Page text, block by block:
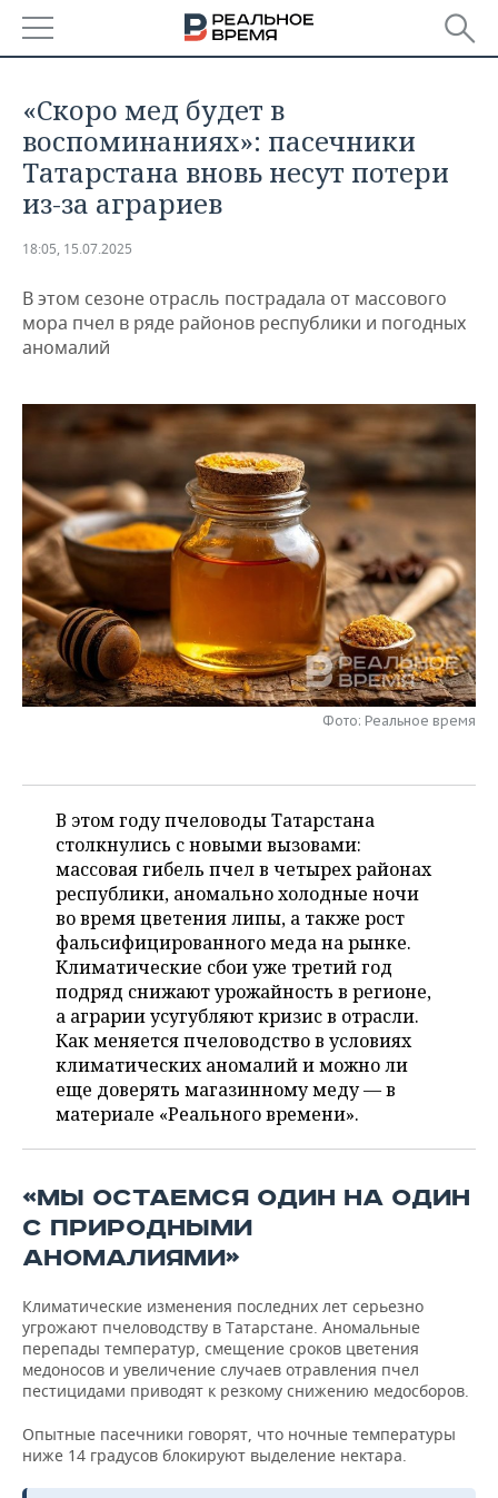
БАШКОРТОСТАН
ТАТАРСТАН
НОВОСТИ
АНАЛИТИКА
КОРОЛИ ГОСЗАКАЗА ПФО
КОМУ ПРИНАДЛЕЖАТ
ТОРГОВЫЕ ЦЕНТРЫ
ТАТАРСТАНА
ФИНАНСЫ
БЮДЖЕТ
ИНВЕСТИЦИИ
НОВОСТИ
ПРОМЫШЛЕННОСТИ
АГРОПРОМ
МАШИНОСТРОЕНИЕ
НЕФТЕХИМИЯ
НЕФТЬ
ОПК
ЭНЕРГЕТИКА
НЕДВИЖИМОСТЬ
НОВОСТИ АВТО
БИЗНЕС
НОВОСТИ БИЗНЕСА
РОЗНИЧНАЯ ТОРГОВЛЯ
ТРАНСПОРТ
УСЛУГИ
ТЕХНОЛОГИИ
НОВОСТИ ТЕХНОЛОГИЙ
IT
МЕДИА
ТЕЛЕКОММУНИКАЦИИ
МЕРОПРИЯТИЯ
НОВОСТИ МЕРОПРИЯТИЙ
ВЫЕЗДНАЯ РЕДАКЦИЯ
БИЗНЕС-БРАНЧИ
СПОРТ
НОВОСТИ СПОРТА
ФУТБОЛ
ВОЛЕЙБОЛ
КИБЕРСПОРТ
ФИГУРНОЕ КАТАНИЕ
ВОДНЫЕ ВИДЫ СПОРТА
ХОККЕЙ С МЯЧОМ
ОБЩЕСТВО
НОВОСТИ ОБЩЕСТВА
ИСТОРИЯ
КУЛЬТУРА
МЕДИЦИНА
ОБРАЗОВАНИЕ
ПРОИСШЕСТВИЯ
ФОТОГАЛЕРЕЯ
СПИСОК ПЕРСОН
СПИСОК КОМПАНИЙ
ПОЛНАЯ ВЕРСИЯ
«Скоро мед будет в
воспоминаниях»: пасечники
Татарстана вновь несут потери
из-за аграриев
18:05, 15.07.2025
В этом сезоне отрасль пострадала от массового
мора пчел в ряде районов республики и погодных
аномалий
Фото: Реальное время
В этом году пчеловоды Татарстана
столкнулись с новыми вызовами:
массовая гибель пчел в четырех районах
республики, аномально холодные ночи
во время цветения липы, а также рост
фальсифицированного меда на рынке.
Климатические сбои уже третий год
подряд снижают урожайность в регионе,
а аграрии усугубляют кризис в отрасли.
Как меняется пчеловодство в условиях
климатических аномалий и можно ли
еще доверять магазинному меду — в
материале «Реального времени».
«МЫ ОСТАЕМСЯ ОДИН НА ОДИН
С ПРИРОДНЫМИ
АНОМАЛИЯМИ»
Климатические изменения последних лет серьезно
угрожают пчеловодству в Татарстане. Аномальные
перепады температур, смещение сроков цветения
медоносов и увеличение случаев отравления пчел
пестицидами приводят к резкому снижению медосборов.
Опытные пасечники говорят, что ночные температуры
ниже 14 градусов блокируют выделение нектара.